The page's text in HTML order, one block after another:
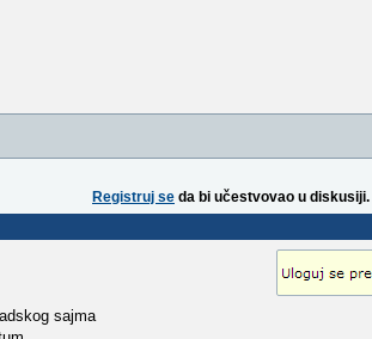
Registruj se da bi učestvovao u diskusiji.
sajma